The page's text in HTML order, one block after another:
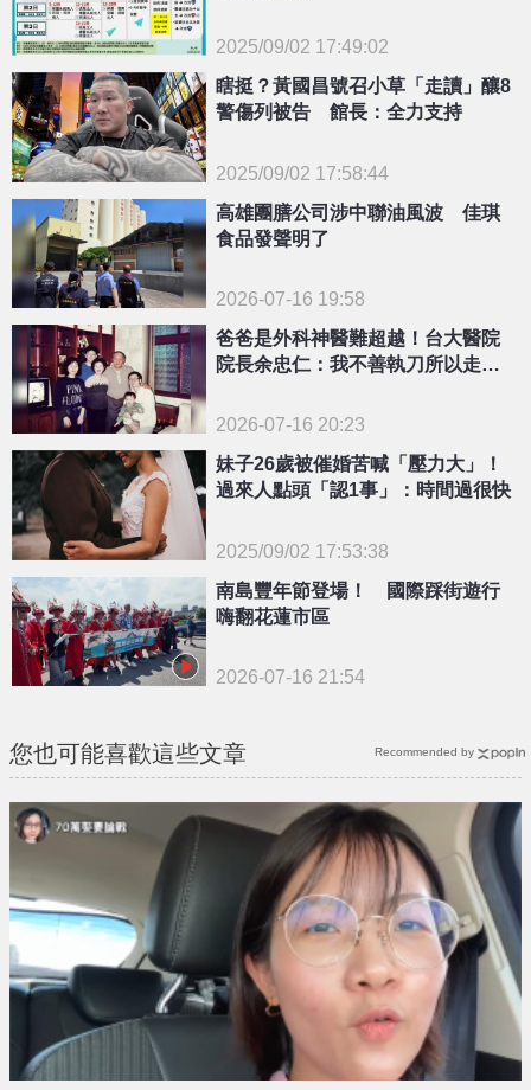
{PLAYICON}
2025/09/02 17:49:02
{PLAYICON}
瞎挺？黃國昌號召小草「走讀」釀8
警傷列被告 館長：全力支持
2025/09/02 17:58:44
高雄團膳公司涉中聯油風波 佳琪
食品發聲明了
2026-07-16 19:58
爸爸是外科神醫難超越！台大醫院
院長余忠仁：我不善執刀所以走內
2026-07-16 20:23
{PLAYICON}
妹子26歲被催婚苦喊「壓力大」！
過來人點頭「認1事」：時間過很快
2025/09/02 17:53:38
南島豐年節登場！ 國際踩街遊行
嗨翻花蓮市區
2026-07-16 21:54
您也可能喜歡這些文章 Recommended by